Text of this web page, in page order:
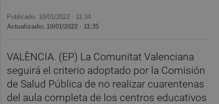
Publicado: 10/01/2022 · 11:34
Actualizado: 10/01/2022 · 11:35
VALÈNCIA. (EP) La Comunitat Valenciana
seguirá el criterio adoptado por la Comisión
de Salud Pública de no realizar cuarentenas
del aula completa de los centros educativos